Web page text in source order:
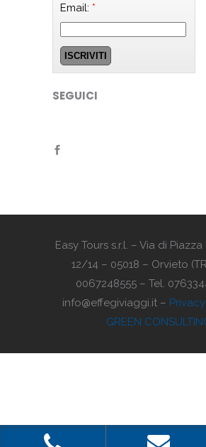
Email: *
SEGUICI
Easy Tours s.r.l. – Via di
12/14 – 05018 – Orvieto
0067248555 – Tel.
info@effegiviaggi.it – Privacy
GREEN